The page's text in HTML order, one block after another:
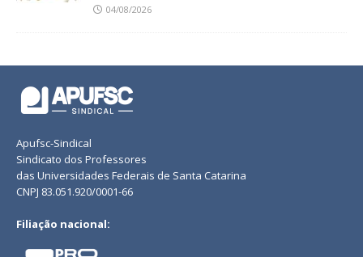
04/08/2026
Apufsc-Sindical
Sindicato dos Professores
das Universidades Federais de Santa Catarina
CNPJ 83.051.920/0001-66
Filiação nacional: